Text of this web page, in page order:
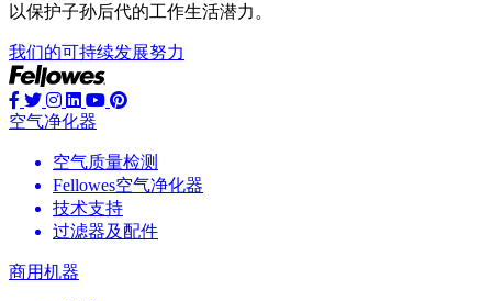
以保护子孙后代的工作生活潜力。
我们的可持续发展努力
空气净化器
空气质量检测
Fellowes空气净化器
技术支持
过滤器及配件
商用机器